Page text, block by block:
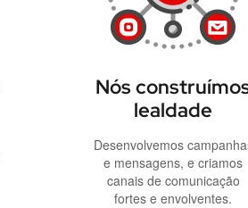
Nós
lealdade
Desenvolvemos
e mensagens, e criamos
canais de comunicação
fortes e envolventes.